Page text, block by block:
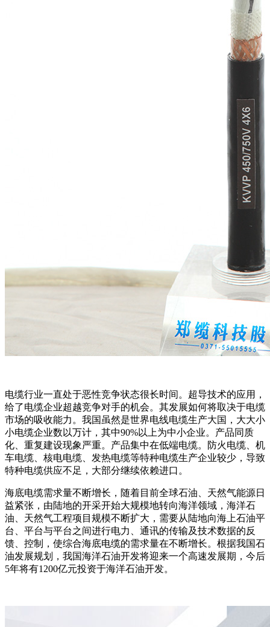
电缆行业一直处于恶性竞争状态很长时间。超导技术的应用，
给了电缆企业超越竞争对手的机会。其发展如何将取决于电缆
市场的吸收能力。我国虽然是世界电线电缆生产大国，大大小
小电缆企业数以万计，其中90%以上为中小企业。产品同质
化、重复建设现象严重。产品集中在低端电缆。防火电缆、机
车电缆、核电电缆、发热电缆等特种电缆生产企业较少，导致
特种电缆供应不足，大部分继续依赖进口。
海底电缆需求量不断增长，随着目前全球石油、天然气能源日
益紧张，由陆地的开采开始大规模地转向海洋领域，海洋石
油、天然气工程项目规模不断扩大，需要从陆地向海上石油平
台、平台与平台之间进行电力、通讯的传输及技术数据的反
馈、控制，使综合海底电缆的需求量在不断增长。根据我国石
油发展规划，我国海洋石油开发将迎来一个高速发展期，今后
5年将有1200亿元投资于海洋石油开发。